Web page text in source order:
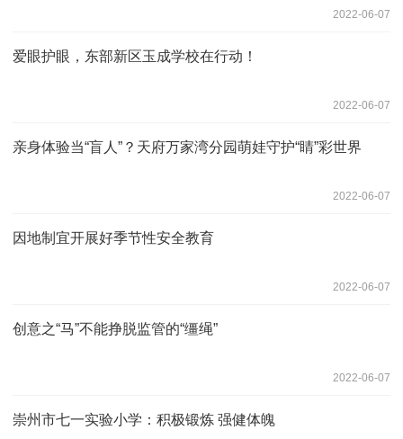
2022-06-07
爱眼护眼，东部新区玉成学校在行动！
2022-06-07
亲身体验当“盲人”？天府万家湾分园萌娃守护“睛”彩世界
2022-06-07
因地制宜开展好季节性安全教育
2022-06-07
创意之“马”不能挣脱监管的“缰绳”
2022-06-07
崇州市七一实验小学：积极锻炼 强健体魄